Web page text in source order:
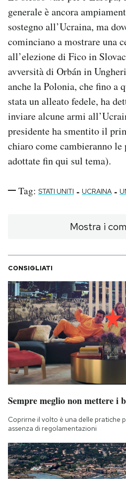
generale è ancora
sostegno all’Ucraina, ma
cominciano a mostrare una
all’elezione di Fico in
avversità di Orbán in
anche la Polonia, che fino a
stata un alleato fedele, ha
inviare alcune armi
presidente ha smentito il
chiaro come cambieranno
adottate fin qui sul tema).
Tag: STATI UNITI - UCRAINA -
Mostra i
CONSIGLIATI
Sempre meglio non mettere i
Coprirne il volto è una delle pratiche
assenza di regolamentazioni